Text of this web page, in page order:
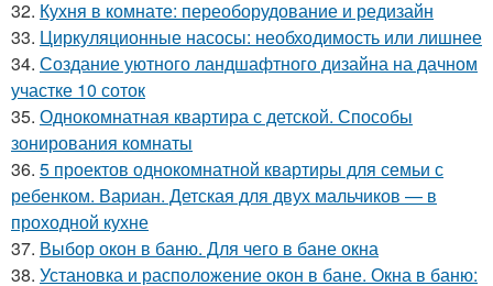
32. Кухня в комнате: переоборудование и редизайн
33. Циркуляционные насосы: необходимость или лишнее
34. Создание уютного ландшафтного дизайна на дачном
участке 10 соток
35. Однокомнатная квартира с детской. Способы
зонирования комнаты
36. 5 проектов однокомнатной квартиры для семьи с
ребенком. Вариан. Детская для двух мальчиков — в
проходной кухне
37. Выбор окон в баню. Для чего в бане окна
38. Установка и расположение окон в бане. Окна в баню: